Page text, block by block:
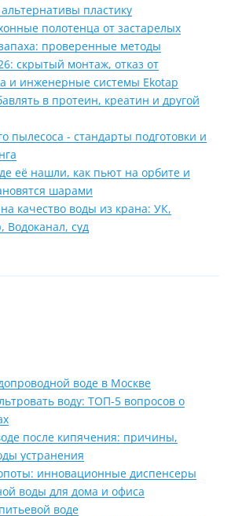
пластику
полотенца от застарелых
проверенные методы
скрытый монтаж, отказ от
и инженерные системы Ekotap
в протеин, креатин и другой
пылесоса - стандарты подготовки и
её нашли, как пьют на орбите и
шарами
качество воды из крана: УК,
Водоканал, суд
воде в Москве
воду: ТОП-5 вопросов о
после кипячения: причины,
устранения
инновационные диспенсеры
воды для дома и офиса
воде